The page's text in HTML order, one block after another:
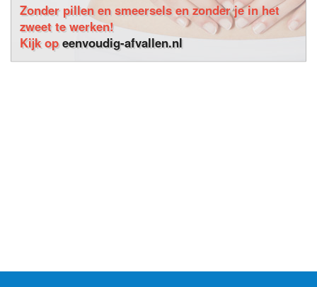
Zonder pillen en smeersels en zonder je in het
zweet te werken!
Kijk opeenvoudig-afvallen.nl